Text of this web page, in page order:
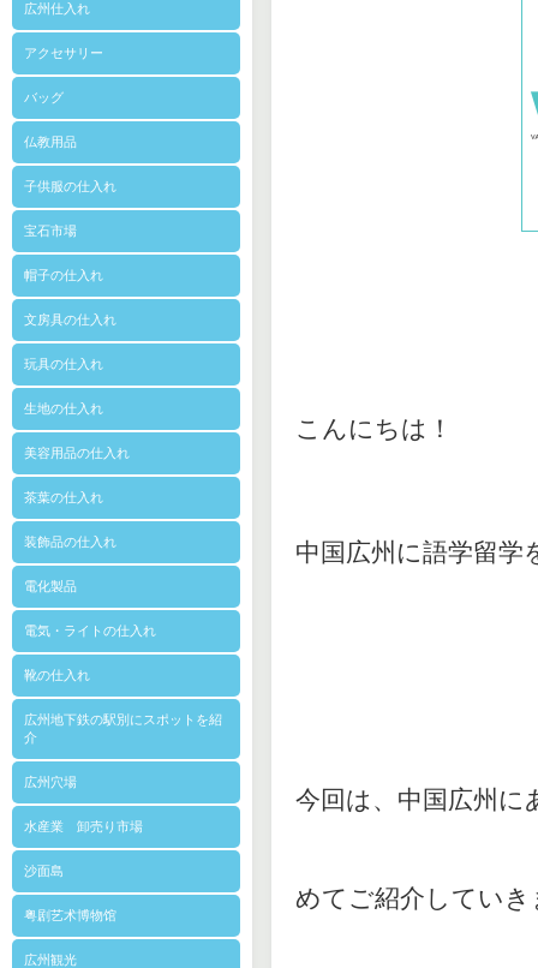
広州仕入れ
アクセサリー
バッグ
仏教用品
子供服の仕入れ
宝石市場
帽子の仕入れ
文房具の仕入れ
玩具の仕入れ
生地の仕入れ
美容用品の仕入れ
茶葉の仕入れ
装飾品の仕入れ
電化製品
電気・ライトの仕入れ
靴の仕入れ
広州地下鉄の駅別にスポットを紹
介
広州穴場
水産業 卸売り市場
沙面島
粤剧艺术博物馆
広州観光
こんにちは！
中国広州に語学留
今回は、中国広州に
めてご紹介していき